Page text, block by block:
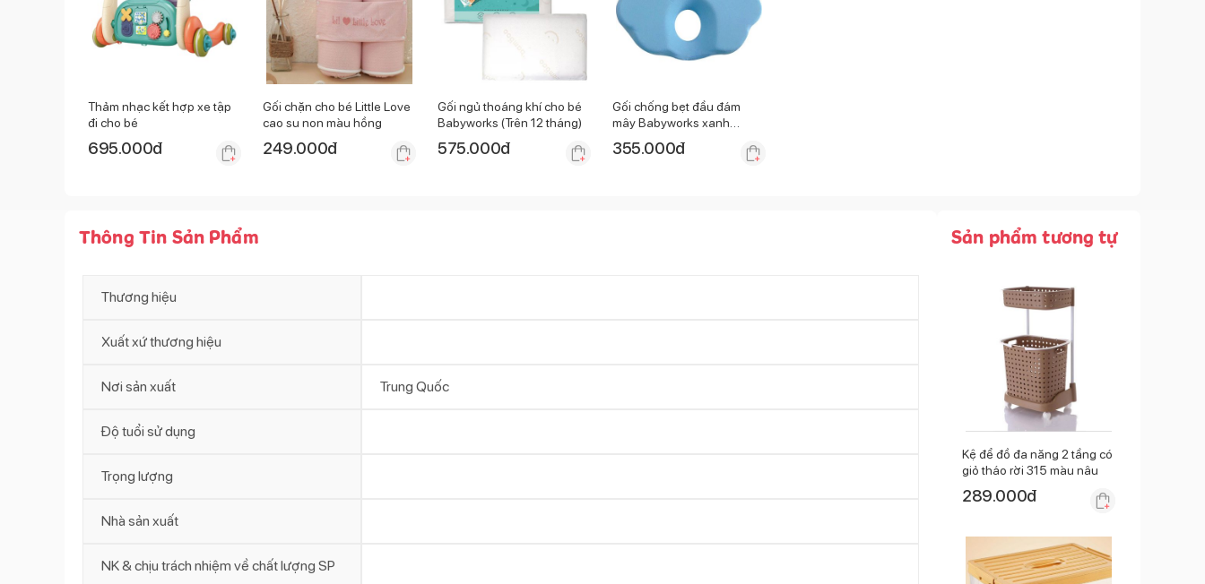
Thảm nhạc kết hợp xe tập
đi cho bé
695.000đ
Gối chặn cho bé Little Love
cao su non màu hồng
249.000đ
Gối ngủ thoáng khí cho bé
Babyworks (Trên 12 tháng)
575.000đ
Gối chống bẹt đầu đám
mây Babyworks xanh
355.000đ
Thông Tin Sản Phẩm
Thương hiệu
Xuất xứ thương hiệu
Nơi sản xuất Trung Quốc
Độ tuổi sử dụng
Trọng lượng
Nhà sản xuất
NK & chịu trách nhiệm về chất lượng SP
Sản phẩm tương tự
Kệ để đồ đa năng 2 tầng có
giỏ tháo rời 315 màu nâu
289.000đ